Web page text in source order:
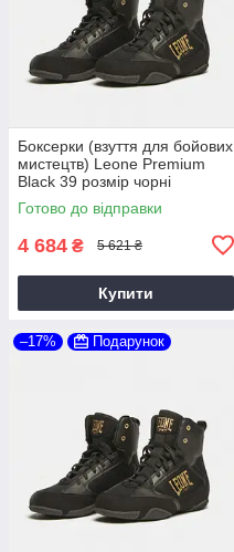
Боксерки (взуття для бойових
мистецтв) Leone Premium
Black 39 розмір чорні
Готово до відправки
4 684 ₴ 5 621 ₴
Купити
–17% Подарунок